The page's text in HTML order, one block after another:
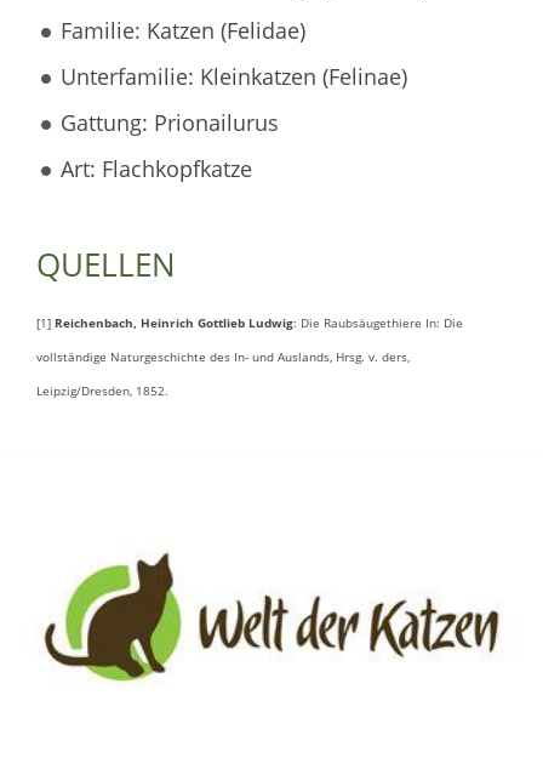
Familie: Katzen (Felidae)
Unterfamilie: Kleinkatzen (Felinae)
Gattung: Prionailurus
Art: Flachkopfkatze
QUELLEN
[1] Reichenbach, Heinrich Gottlieb Ludwig: Die Raubsäugethiere In: Die
vollständige Naturgeschichte des In- und Auslands, Hrsg. v. ders,
Leipzig/Dresden, 1852.